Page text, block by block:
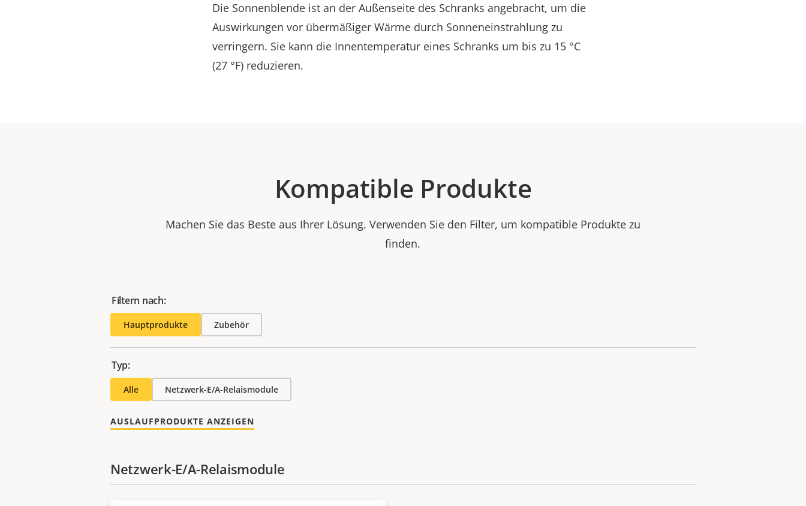
Die Sonnenblende ist an der Außenseite des Schranks angebracht, um die
Auswirkungen vor übermäßiger Wärme durch Sonneneinstrahlung zu
verringern. Sie kann die Innentemperatur eines Schranks um bis zu 15 °C
(27 °F) reduzieren.
Kompatible Produkte
Machen Sie das Beste aus Ihrer Lösung. Verwenden Sie den Filter, um kompatible Produkte zu
finden.
Filtern nach:
Hauptprodukte Zubehör
Typ:
Alle Netzwerk-E/A-Relaismodule
AUSLAUFPRODUKTE ANZEIGEN
Netzwerk-E/A-Relaismodule